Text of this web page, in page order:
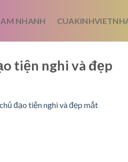
NHANH
tiện nghi và đẹp
đạo tiện nghi và đẹp mắt